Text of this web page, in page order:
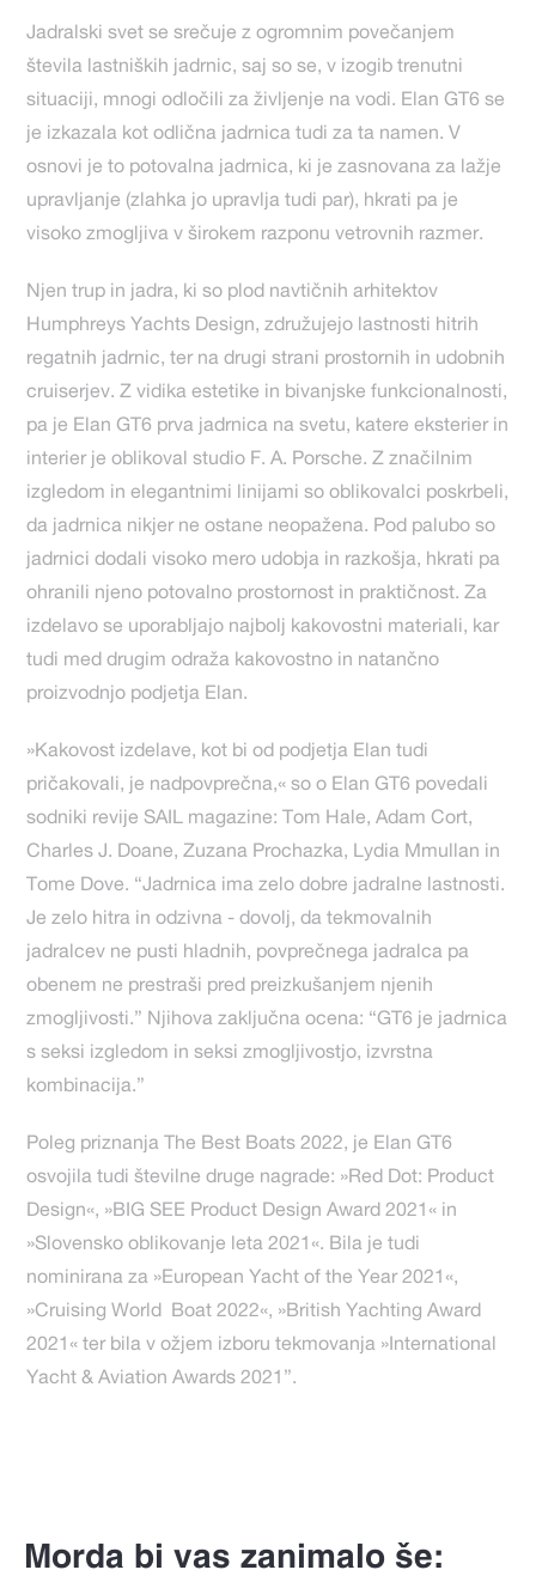
Jadralski svet se srečuje z ogromnim povečanjem
števila lastniških jadrnic, saj so se, v izogib trenutni
situaciji, mnogi odločili za življenje na vodi. Elan GT6 se
je izkazala kot odlična jadrnica tudi za ta namen. V
osnovi je to potovalna jadrnica, ki je zasnovana za lažje
upravljanje (zlahka jo upravlja tudi par), hkrati pa je
visoko zmogljiva v širokem razponu vetrovnih razmer.
Njen trup in jadra, ki so plod navtičnih arhitektov
Humphreys Yachts Design, združujejo lastnosti hitrih
regatnih jadrnic, ter na drugi strani prostornih in udobnih
cruiserjev. Z vidika estetike in bivanjske funkcionalnosti,
pa je Elan GT6 prva jadrnica na svetu, katere eksterier in
interier je oblikoval studio F. A. Porsche. Z značilnim
izgledom in elegantnimi linijami so oblikovalci poskrbeli,
da jadrnica nikjer ne ostane neopažena. Pod palubo so
jadrnici dodali visoko mero udobja in razkošja, hkrati pa
ohranili njeno potovalno prostornost in praktičnost. Za
izdelavo se uporabljajo najbolj kakovostni materiali, kar
tudi med drugim odraža kakovostno in natančno
proizvodnjo podjetja Elan.
»Kakovost izdelave, kot bi od podjetja Elan tudi
pričakovali, je nadpovprečna,« so o Elan GT6 povedali
sodniki revije SAIL magazine: Tom Hale, Adam Cort,
Charles J. Doane, Zuzana Prochazka, Lydia Mmullan in
Tome Dove. “Jadrnica ima zelo dobre jadralne lastnosti.
Je zelo hitra in odzivna - dovolj, da tekmovalnih
jadralcev ne pusti hladnih, povprečnega jadralca pa
obenem ne prestraši pred preizkušanjem njenih
zmogljivosti.” Njihova zaključna ocena: “GT6 je jadrnica
s seksi izgledom in seksi zmogljivostjo, izvrstna
kombinacija.”
Poleg priznanja The Best Boats 2022, je Elan GT6
osvojila tudi številne druge nagrade: »Red Dot: Product
Design«, »BIG SEE Product Design Award 2021« in
»Slovensko oblikovanje leta 2021«. Bila je tudi
nominirana za »European Yacht of the Year 2021«,
»Cruising World Boat 2022«, »British Yachting Award
2021« ter bila v ožjem izboru tekmovanja »International
Yacht & Aviation Awards 2021”.
Morda bi vas zanimalo še: